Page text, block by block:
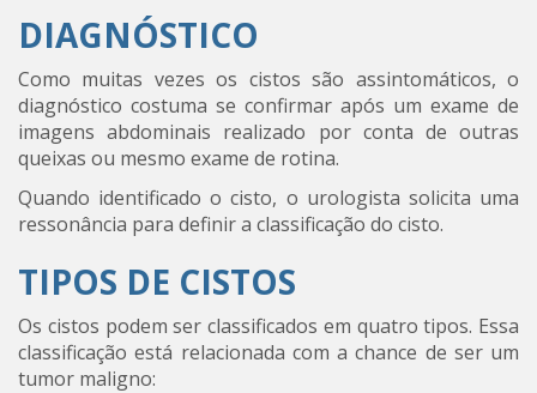
DIAGNÓSTICO
Como muitas vezes os cistos são assintomáticos, o
diagnóstico costuma se confirmar após um exame de
imagens abdominais realizado por conta de outras
queixas ou mesmo exame de rotina.
Quando identificado o cisto, o urologista solicita uma
ressonância para definir a classificação do cisto.
TIPOS DE CISTOS
Os cistos podem ser classificados em quatro tipos. Essa
classificação está relacionada com a chance de ser um
tumor maligno: